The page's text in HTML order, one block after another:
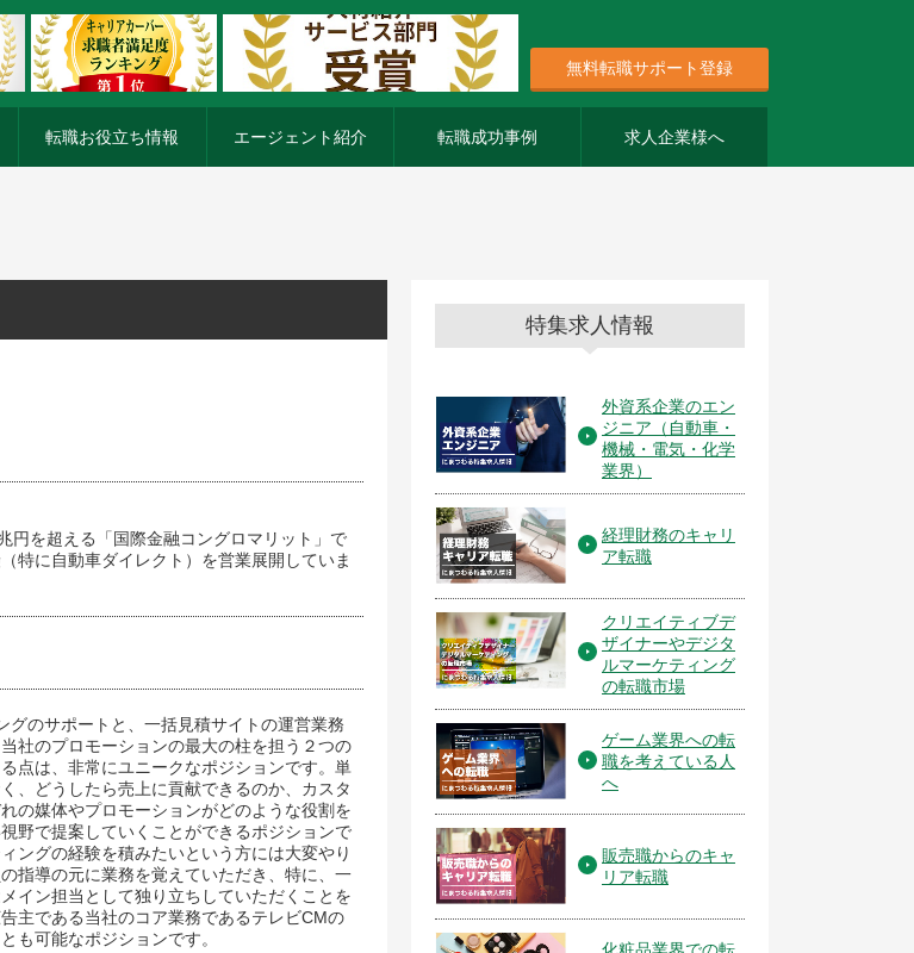
無料転職サポート登録
転職お役立ち情報 エージェント紹介 転職成功事例 求人企業様へ
円を超える「国際金融コングロマリット」で
特に自動車ダイレクト）を営業展開していま
グのサポートと、一括見積サイトの運営業務
社のプロモーションの最大の柱を担う２つの
点は、非常にユニークなポジションです。単
、どうしたら売上に貢献できるのか、カスタ
の媒体やプロモーションがどのような役割を
野で提案していくことができるポジションで
ングの経験を積みたいという方には大変やり
指導の元に業務を覚えていただき、特に、一
イン担当として独り立ちしていただくことを
主である当社のコア業務であるテレビCMの
も可能なポジションです。
特集求人情報
外資系企業のエン
ジニア（自動車・
機械・電気・化学
業界）
経理財務のキャリ
ア転職
クリエイティブデ
ザイナーやデジタ
ルマーケティング
の転職市場
ゲーム業界への転
職を考えている人
へ
販売職からのキャ
リア転職